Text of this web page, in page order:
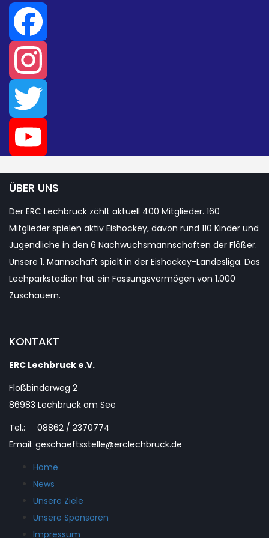
Facebook
Instagram
Twitter
YouTube
Channel
ÜBER UNS
Der ERC Lechbruck zählt aktuell 400 Mitglieder. 160
Mitglieder spielen aktiv Eishockey, davon rund 110 Kinder und
Jugendliche in den 6 Nachwuchsmannschaften der Flößer.
Unsere 1. Mannschaft spielt in der Eishockey-Landesliga. Das
Lechparkstadion hat ein Fassungsvermögen von 1.000
Zuschauern.
KONTAKT
ERC Lechbruck e.V.
Floßbinderweg 2
86983 Lechbruck am See
Tel.: 08862 / 2370774
Email: geschaeftsstelle@erclechbruck.de
Home
News
Unsere Ziele
Unsere Sponsoren
Impressum